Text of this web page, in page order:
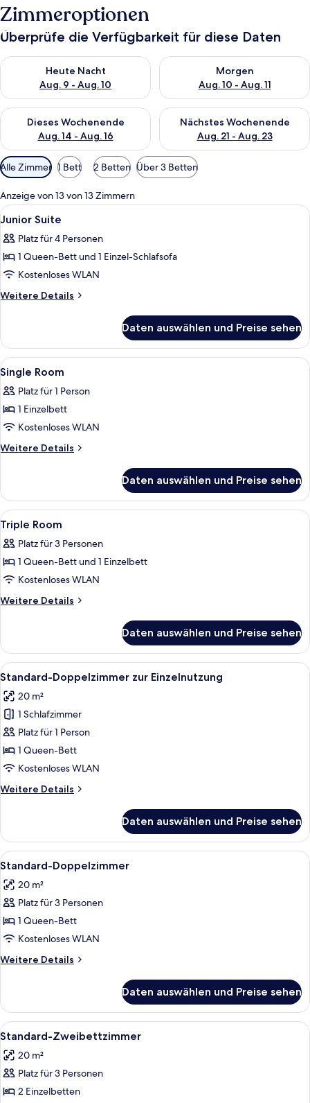
Zimmeroptionen
Überprüfe die Verfügbarkeit für diese Daten
Heute Nacht
Aug. 9 - Aug. 10
Überprüfe die Verfügbarkeit für heute Nacht, Aug. 9 - Aug.
Morgen
Aug. 10 - Aug. 11
Überprüfe die Verfügbarkeit
Dieses Wochenende
Aug. 14 - Aug. 16
Überprüfe die Verfügbarkeit für dieses Wochenende, Aug. 14
Nächstes Wochenende
Aug. 21 - Aug. 23
Überprüfe die Verfügbarkeit
Verfügbare
Filter
für
Zimmer
Alle Zimmer 1 Bett 2 Betten Über 3 Betten
Anzeige von 13 von 13 Zimmern
Alle
Fotos
für
Junior
Suite
anzeigen
1 Schlafzimmer, Daunenbettdecken,
5
Junior Suite
Platz für 4 Personen
1 Queen-Bett und 1 Einzel-Schlafsofa
Kostenloses WLAN
Weitere Details
Weitere
Suite
Daten auswählen und Preise sehen
Alle
Fotos
für
Single
Room
anzeigen
1 Schlafzimmer, Daunenbettdecken,
4
Single Room
Platz für 1 Person
1 Einzelbett
Kostenloses WLAN
Weitere Details
Weitere
Room
Daten auswählen und Preise sehen
Alle
Fotos
für
Triple
Room
anzeigen
1 Schlafzimmer, Daunenbettdecken,
5
Triple Room
Platz für 3 Personen
1 Queen-Bett und 1 Einzelbett
Kostenloses WLAN
Weitere Details
Weitere
Room
Daten auswählen und Preise sehen
Alle
Fotos
für
Standard-
Doppelzimmer
zur
Einzelnutzung
Ein modernes Hotelzimmer mit
4
Standard-Doppelzimmer zur Einzelnutzung
20 m²
1 Schlafzimmer
Platz für 1 Person
1 Queen-Bett
Kostenloses WLAN
Weitere Details
Weitere
Doppelzimmer
zur
Einzelnutzung
Daten auswählen und Preise sehen
Alle
Fotos
für
Standard-
Doppelzimmer
anzeigen
Ein modernes Hotelzimmer mit
4
Standard-Doppelzimmer
20 m²
Platz für 3 Personen
1 Queen-Bett
Kostenloses WLAN
Weitere Details
Weitere
Doppelzimmer
Daten auswählen und Preise sehen
Alle
Fotos
für
Standard-
Zweibettzimmer
Ein Hotelzimmer mit zwei Betten,
4
Standard-Zweibettzimmer
20 m²
Platz für 3 Personen
2 Einzelbetten